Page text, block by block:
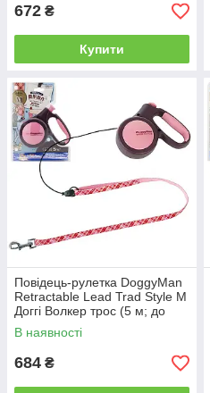
672 ₴
Купити
Повідець-рулетка DoggyMan
Retractable Lead Trad Style M
Доггі Волкер трос (5 м; до
20кг)
В наявності
684 ₴